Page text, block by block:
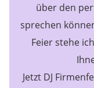
über den
sprechen
Feier stehe
Jetzt DJ